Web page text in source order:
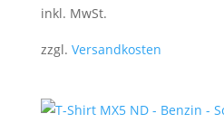
Dieses
weist
Varianten
inkl. MwSt.
zzgl. Versandkosten